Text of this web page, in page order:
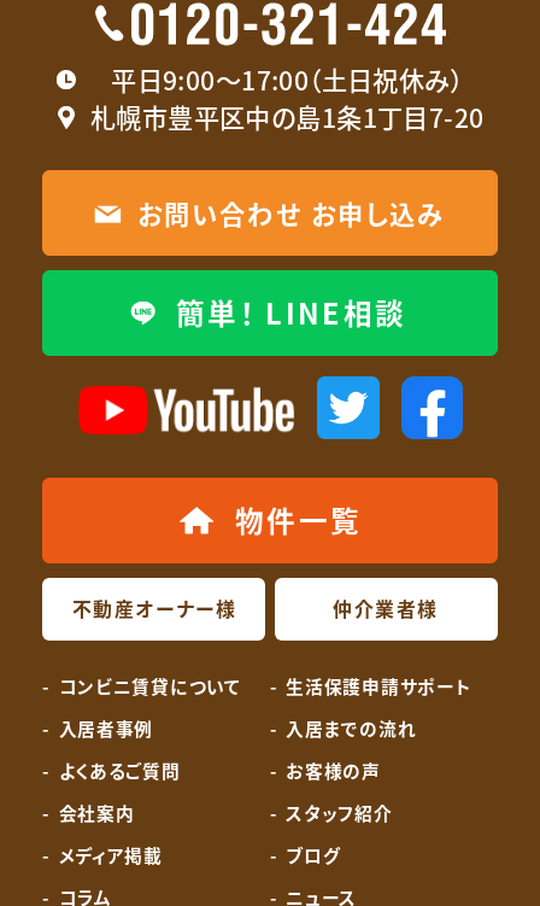
平日9:00〜17:00（土日祝休み）
札幌市豊平区中の島1条1丁目7-20
お問い合わせ お申し込み
簡単！ LINE相談
物件一覧
不動産オーナー様 仲介業者様
コンビニ賃貸について
生活保護申請サポート
入居者事例
入居までの流れ
よくあるご質問
お客様の声
会社案内
スタッフ紹介
メディア掲載
ブログ
コラム
ニュース